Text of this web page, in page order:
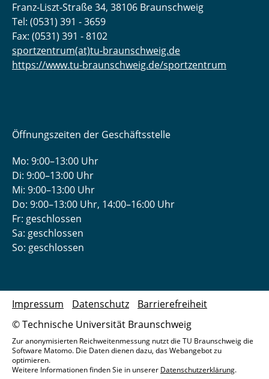
Franz-Liszt-Straße 34, 38106 Braunschweig
Tel: (0531) 391 - 3659
Fax: (0531) 391 - 8102
sportzentrum(at)tu-braunschweig.de
https://www.tu-braunschweig.de/sportzentrum
Öffnungszeiten der Geschäftsstelle
Mo: 9:00–13:00 Uhr
Di: 9:00–13:00 Uhr
Mi: 9:00–13:00 Uhr
Do: 9:00­–13:00 Uhr, 14:00­–16:00 Uhr
Fr: geschlossen
Sa: geschlossen
So: geschlossen
© Technische Universität Braunschweig
Impressum Datenschutz Barrierefreiheit
Zur anonymisierten Reichweitenmessung nutzt die TU Braunschweig die
Software Matomo. Die Daten dienen dazu, das Webangebot zu
optimieren.
Weitere Informationen finden Sie in unserer Datenschutzerklärung.